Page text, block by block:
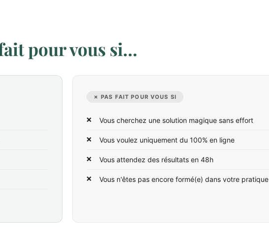
pour vous si…
✗ PAS FAIT POUR VOUS SI
Vous cherchez une solution magique sans effort
Vous voulez uniquement du 100% en ligne
Vous attendez des résultats en 48h
Vous n'êtes pas encore formé(e) dans votre pratique